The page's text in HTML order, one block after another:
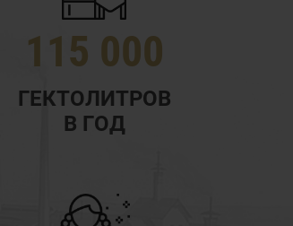
115 000
ГЕКТОЛИТРОВ
В ГОД